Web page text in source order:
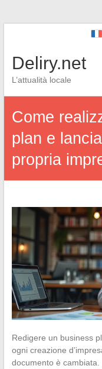
Deliry.net
L’attualità locale
Come
plan e
propria
Redigere un business
ogni creazione
documento è